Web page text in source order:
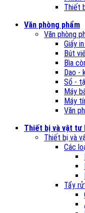
Thiết
Văn phòng phẩm
Văn phòng
Giấy
Bút
Bìa
Dao -
Sổ -
Máy
Máy
Văn
Thiết bị và vật tư
Thiết bị và
Các
Tẩy